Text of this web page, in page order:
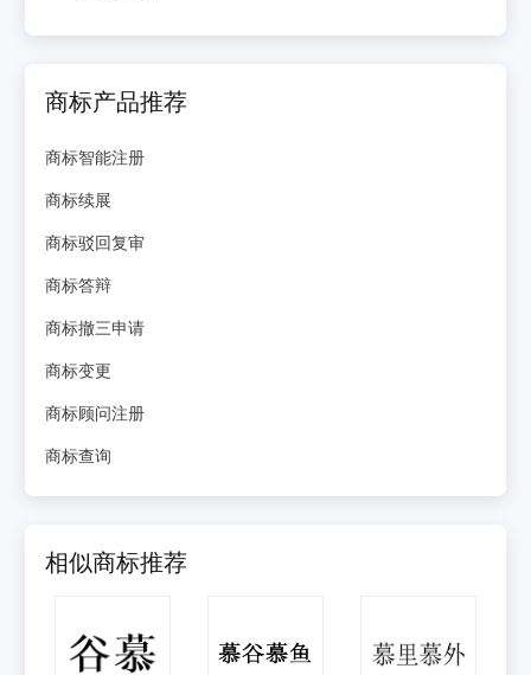
商标产品推荐
商标智能注册
商标续展
商标驳回复审
商标答辩
商标撤三申请
商标变更
商标顾问注册
商标查询
相似商标推荐